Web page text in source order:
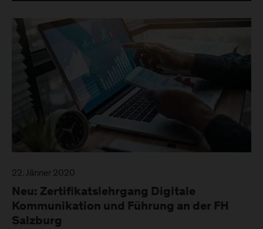
22. Jänner 2020
Neu: Zertifikatslehrgang Digitale
Kommunikation und Führung an der FH
Salzburg